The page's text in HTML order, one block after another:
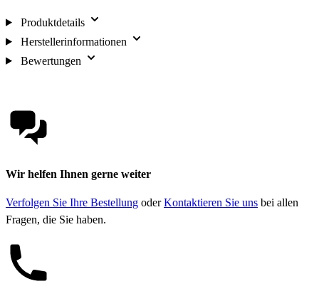
Produktdetails
Herstellerinformationen
Bewertungen
Wir helfen Ihnen gerne weiter
Verfolgen Sie Ihre Bestellung oderKontaktieren Sie uns bei allen
Fragen, die Sie haben.